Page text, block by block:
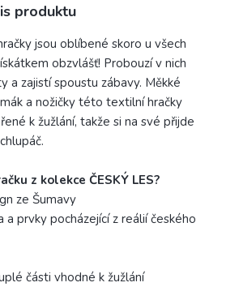
produktu
jsou oblíbené skoro u všech
obzvlášť! Probouzí v nich
a zajistí spoustu zábavy. Měkké
a nožičky této textilní hračky
k žužlání, takže si na své přijde
z kolekce ČESKÝ LES?
ze Šumavy
a prvky pocházející z reálií českého
části vhodné k žužlání